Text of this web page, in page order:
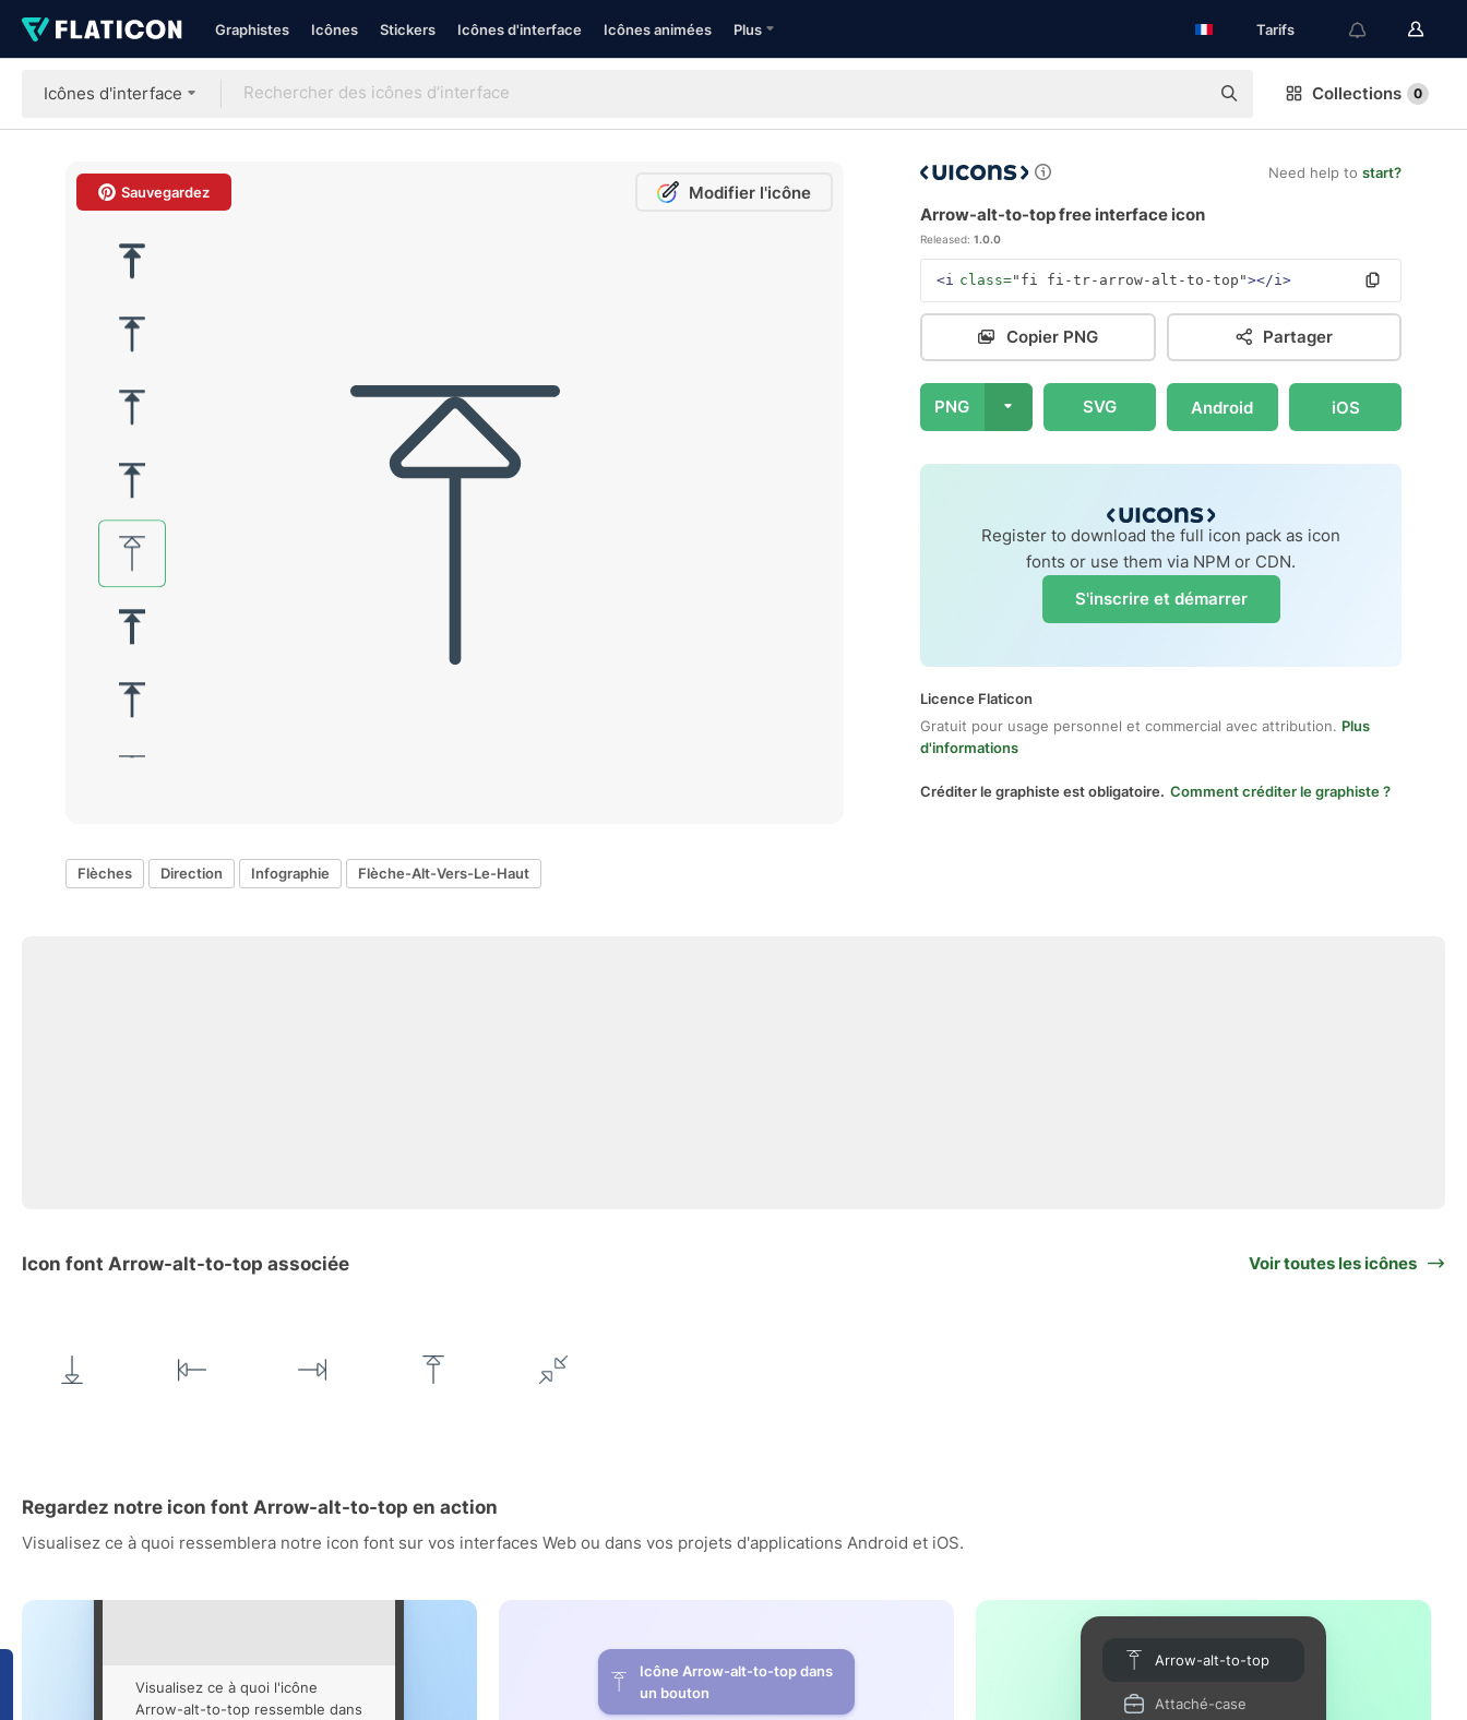
Graphistes Icônes Stickers Icônes d'interface Icônes animées Plus Tarifs
Icônes d'interface Collections 0
Sauvegardez Modifier l'icône
Need help to start?
Arrow-alt-to-top free interface icon
Released: 1.0.0
<i class="fi fi-tr-arrow-alt-to-top"></i>
Copier PNG Partager
PNG SVG Android iOS
Register to download the full icon pack as icon
fonts or use them via NPM or CDN.
S'inscrire et démarrer
Licence Flaticon
Gratuit pour usage personnel et commercial avec attribution. Plus
d'informations
Créditer le graphiste est obligatoire. Comment créditer le graphiste ?
Flèches Direction Infographie Flèche-Alt-Vers-Le-Haut
Icon font Arrow-alt-to-top associée Voir toutes les icônes
Regardez notre icon font Arrow-alt-to-top en action
Visualisez ce à quoi ressemblera notre icon font sur vos interfaces Web ou dans vos projets d'applications Android et iOS.
Visualisez ce à quoi l'icône
Arrow-alt-to-top ressemble dans
Icône Arrow-alt-to-top dans
un bouton
Arrow-alt-to-top
Attaché-case